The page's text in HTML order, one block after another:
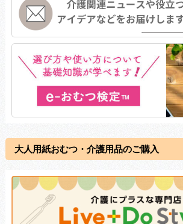
大人用紙おむつ・介護用品のご購入